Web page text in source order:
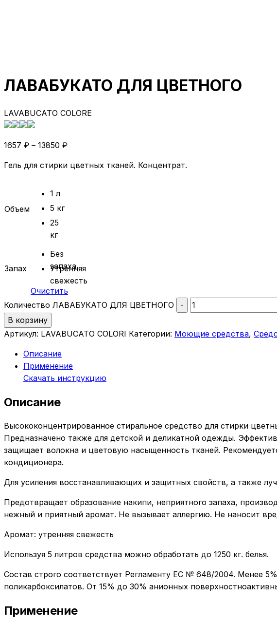
ЛАВАБУКАТО ДЛЯ ЦВЕТНОГО
LAVABUCATO COLORE
1657 ₽ – 13850 ₽
Гель для стирки цветных тканей. Концентрат.
Объем
1 л
5 кг
25
кг
Запах
Без
запаха
Утренняя
свежесть
Очистить
Количество ЛАВАБУКАТО ДЛЯ ЦВЕТНОГО
-
В корзину
Артикул: LAVABUCATO COLORI Категории: Моющие средства,
Описание
Применение
Скачать инструкцию
Описание
Высококонцентрированное стиральное средство для стирки
Предназначено также для детской и деликатной одежды.
защищает волокна и цветовую насыщенность тканей.
кондиционера.
Для усиления восстанавливающих и защитных свойств, а также
Предотвращает образование накипи, неприятного запаха,
нежный и приятный аромат. Не вызывает аллергию. Не наносит
Аромат: утренняя свежесть
Используя 5 литров средства можно обработать до 1250 кг. белья.
Состав строго соответствует Регламенту ЕС № 648/2004. Менее
поликарбоксилатов. От 15% до 30% анионных
Применение